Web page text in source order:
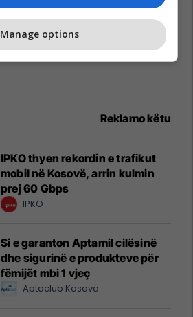
Reklamo këtu
IPKO thyen rekordin e trafikut
mobil në Kosovë, arrin kulmin
prej 60 Gbps
IPKO
Si e garanton Aptamil cilësinë
dhe sigurinë e produkteve për
fëmijët mbi 1 vjeç
Aptaclub Kosova
Manage options